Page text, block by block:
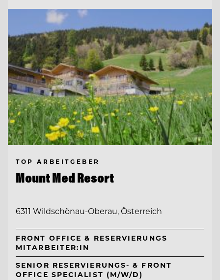
TOP ARBEITGEBER
Mount Med Resort
6311 Wildschönau-Oberau, Österreich
FRONT OFFICE & RESERVIERUNGS
MITARBEITER:IN
SENIOR RESERVIERUNGS- & FRONT
OFFICE SPECIALIST (M/W/D)